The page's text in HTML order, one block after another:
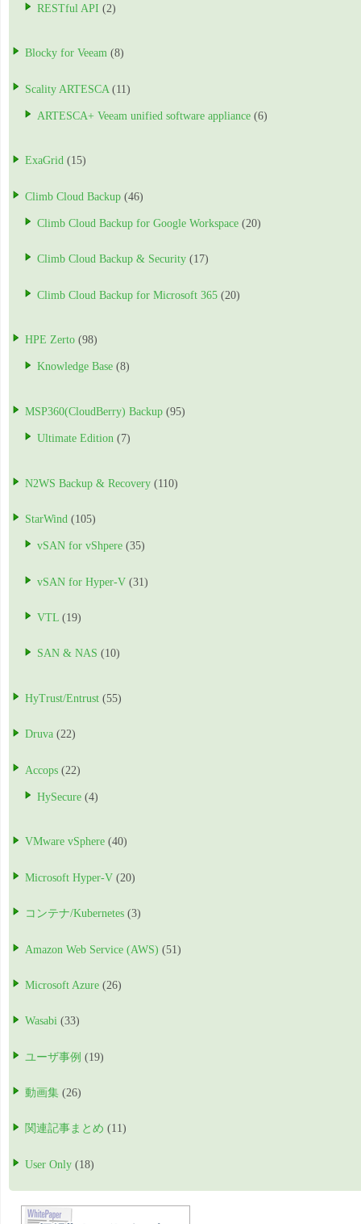
RESTful API (2)
Blocky for Veeam (8)
Scality ARTESCA (11)
ARTESCA+ Veeam unified software appliance (6)
ExaGrid (15)
Climb Cloud Backup (46)
Climb Cloud Backup for Google Workspace (20)
Climb Cloud Backup & Security (17)
Climb Cloud Backup for Microsoft 365 (20)
HPE Zerto (98)
Knowledge Base (8)
MSP360(CloudBerry) Backup (95)
Ultimate Edition (7)
N2WS Backup & Recovery (110)
StarWind (105)
vSAN for vShpere (35)
vSAN for Hyper-V (31)
VTL (19)
SAN & NAS (10)
HyTrust/Entrust (55)
Druva (22)
Accops (22)
HySecure (4)
VMware vSphere (40)
Microsoft Hyper-V (20)
コンテナ/Kubernetes (3)
Amazon Web Service (AWS) (51)
Microsoft Azure (26)
Wasabi (33)
ユーザ事例 (19)
動画集 (26)
関連記事まとめ (11)
User Only (18)